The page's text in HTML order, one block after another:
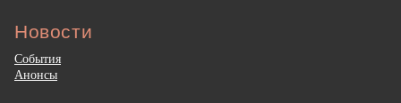
Новости
События
Анонсы